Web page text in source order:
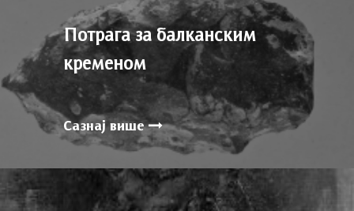
Потрага за балканским
кременом
Сазнај више